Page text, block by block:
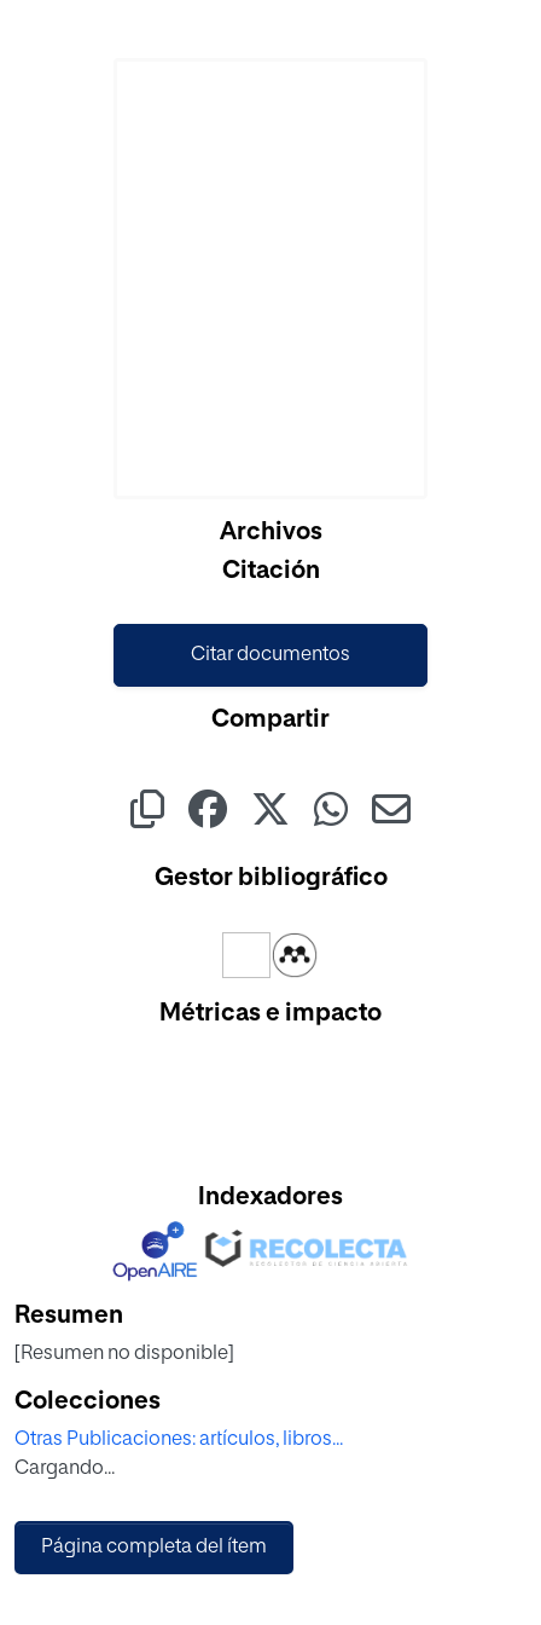
Archivos
Citación
Citar documentos
Compartir
Gestor bibliográfico
Métricas e impacto
Indexadores
Resumen
[Resumen no disponible]
Colecciones
Otras Publicaciones: artículos, libros...
Cargando...
Página completa del ítem